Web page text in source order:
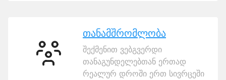
თანამშრომლობა
თანამშრომლობა
შექმენით ვებგვერდი
თანაგუნდელებთან ერთად
რეალურ დროში ერთ სივრცეში